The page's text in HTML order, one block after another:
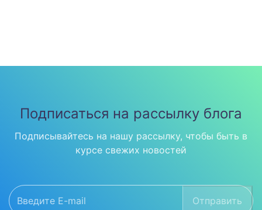
Подписаться на рассылку блога
Подписывайтесь на нашу рассылку, чтобы быть в
курсе свежих новостей
Отправить